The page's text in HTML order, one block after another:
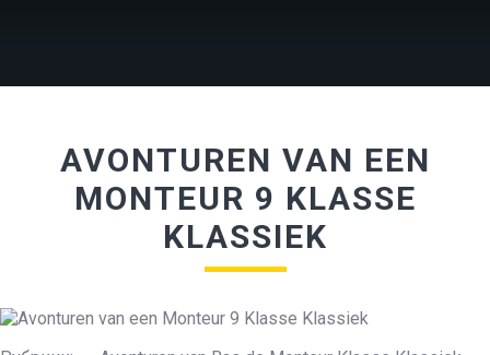
AVONTUREN VAN EEN
MONTEUR 9 KLASSE
KLASSIEK